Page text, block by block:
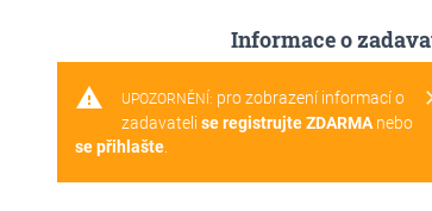
Informace o
warning UPOZORNĚNÍ: pro zobrazení informací o
zadavateli se registrujte ZDARMAnebo
se přihlašte.